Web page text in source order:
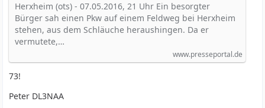
Herxheim (ots) - 07.05.2016, 21 Uhr Ein besorgter
Bürger sah einen Pkw auf einem Feldweg bei Herxheim
stehen, aus dem Schläuche heraushingen. Da er
vermutete,…
www.presseportal.de
73!
Peter DL3NAA